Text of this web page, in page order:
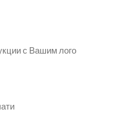
с Вашим лого